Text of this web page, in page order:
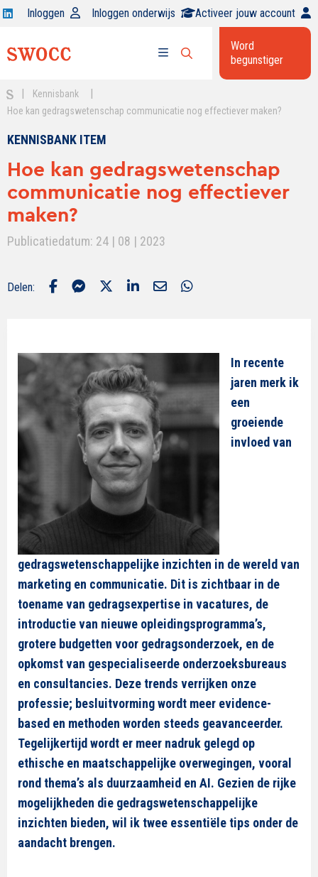
Open
op
Inloggen Inloggen onderwijs Activeer jouw account
Open
zoekbalk
Word
begunstiger
Kennisbank
Hoe kan gedragswetenschap communicatie nog effectiever maken?
KENNISBANK ITEM
Hoe kan gedragswetenschap
communicatie nog effectiever
maken?
Publicatiedatum: 24 | 08 | 2023
Delen:
In recente
jaren merk ik
een
groeiende
invloed van
gedragswetenschappelijke inzichten in de wereld van
marketing en communicatie. Dit is zichtbaar in de
toename van gedragsexpertise in vacatures, de
introductie van nieuwe opleidingsprogramma’s,
grotere budgetten voor gedragsonderzoek, en de
opkomst van gespecialiseerde onderzoeksbureaus
en consultancies. Deze trends verrijken onze
professie; besluitvorming wordt meer evidence-
based en methoden worden steeds geavanceerder.
Tegelijkertijd wordt er meer nadruk gelegd op
ethische en maatschappelijke overwegingen, vooral
rond thema’s als duurzaamheid en AI. Gezien de rijke
mogelijkheden die gedragswetenschappelijke
inzichten bieden, wil ik twee essentiële tips onder de
aandacht brengen.